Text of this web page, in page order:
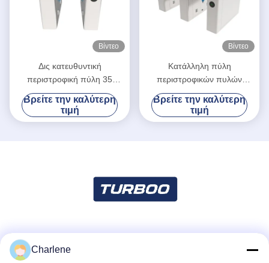
Βίντεο
Δις κατευθυντική
περιστροφική πύλη 35
εμποδίων χτυπημάτων
πρόσωπα/λ. ταχύτητας
διέλευσης
Βρείτε την καλύτερη
τιμή
Βίντεο
Κατάλληλη πύλη
περιστροφικών πυλών
χτυπημάτων συστημάτων
εμποδίων εισόδων
Βρείτε την καλύτερη
τιμή
Charlene